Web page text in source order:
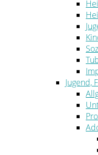
Jugend,